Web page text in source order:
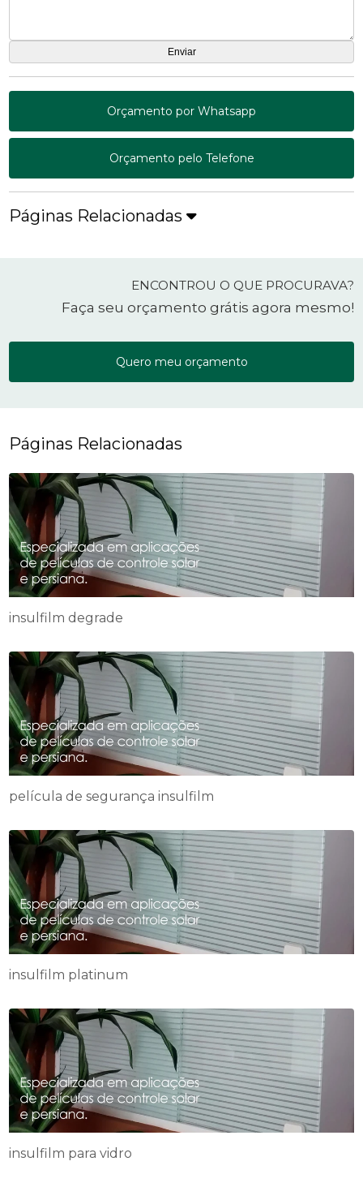
Orçamento por Whatsapp
Orçamento pelo Telefone
Páginas Relacionadas
ENCONTROU O QUE PROCURAVA?
Faça seu orçamento grátis agora mesmo!
Quero meu orçamento
Páginas Relacionadas
insulfilm degrade
película de segurança insulfilm
insulfilm platinum
insulfilm para vidro